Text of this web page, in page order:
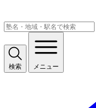
検索 メニュー